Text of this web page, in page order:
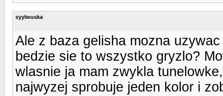
syylwuska
Ale z baza gelisha mozna
bedzie sie to wszystko gryzlo?
wlasnie ja mam zwykla
najwyzej sprobuje jeden kolor i